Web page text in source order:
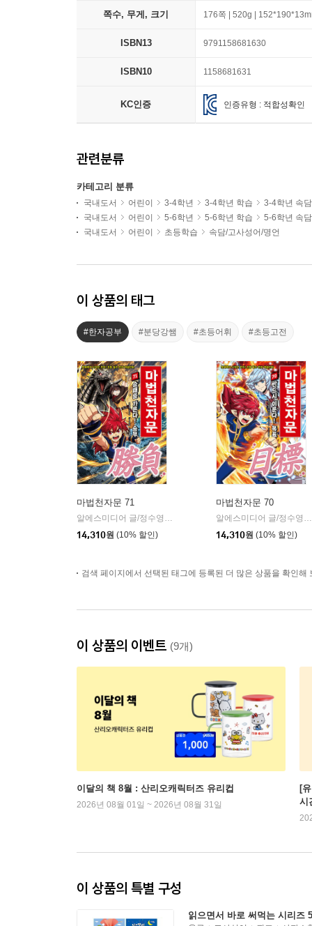
쪽수, 무게, 크기 176쪽 | 520g |
ISBN13 9791158681630
ISBN10 1158681631
KC인증 인증유형 : 적합성확인
관련분류
카테고리 분류
국내도서 어린이 3-4학년 3-4학년 학습
3-4학년 속
국내도서
어린이 5-6학년 5-6학년 학습
5-6학년 속
국내도서
어린이 초등학습 속담/고사성어/명언
이 상품의 태그
#한자공부 #분당강쌤 #초등어휘 #초등고전
마법천자문 71
알에스미디어 글/정수영 그림/강용철 감수
아울북
14,310원 (10% 할인)
마법천자문 70
알에스미디어 글/정수영 그림/강용철 감수
14,310원 (10% 할인)
검색 페이지에서 선택된 태그에 등록된 더 많은 상품을 확인해
이 상품의 이벤트 (9개)
이달의 책 8월 : 산리오캐릭터즈 유리컵
2026년 08월 01일 ~ 2026년 08월 31일
[
시
이 상품의 특별 구성
읽으면서 바로 써먹는 시리즈